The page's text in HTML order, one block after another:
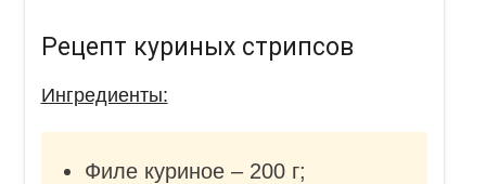
Рецепт куриных стрипсов
Ингредиенты:
Филе куриное – 200 г;